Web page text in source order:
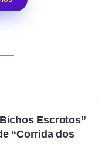
Escrotos”
“Corrida dos